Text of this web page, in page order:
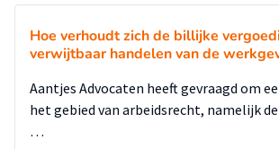
werkgever wel voldoende regie heeft
is immers
‘eindverantwoordelijk’ zo geeft de wet-
Om te onderzoeken wanneer het UWV
terecht of onterecht vindt zijn
er 30 uitspraken van rechtbanken en de
Hoe verhoudt zich de billijke
verwijtbaar handelen van de
Aantjes Advocaten heeft gevraagd om
het gebied van arbeidsrecht, namelijk
…